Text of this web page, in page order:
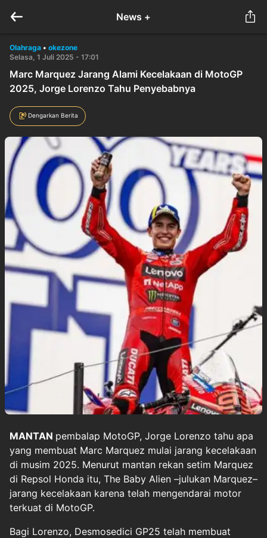
News +
Olahraga • okezone
Selasa, 1 Juli 2025 - 17:01
Marc Marquez Jarang Alami Kecelakaan di MotoGP
2025, Jorge Lorenzo Tahu Penyebabnya
Dengarkan Berita
MANTAN pembalap MotoGP, Jorge Lorenzo tahu apa
yang membuat Marc Marquez mulai jarang kecelakaan
di musim 2025. Menurut mantan rekan setim Marquez
di Repsol Honda itu, The Baby Alien –julukan Marquez–
jarang kecelakaan karena telah mengendarai motor
terkuat di MotoGP.
Bagi Lorenzo, Desmosedici GP25 telah membuat